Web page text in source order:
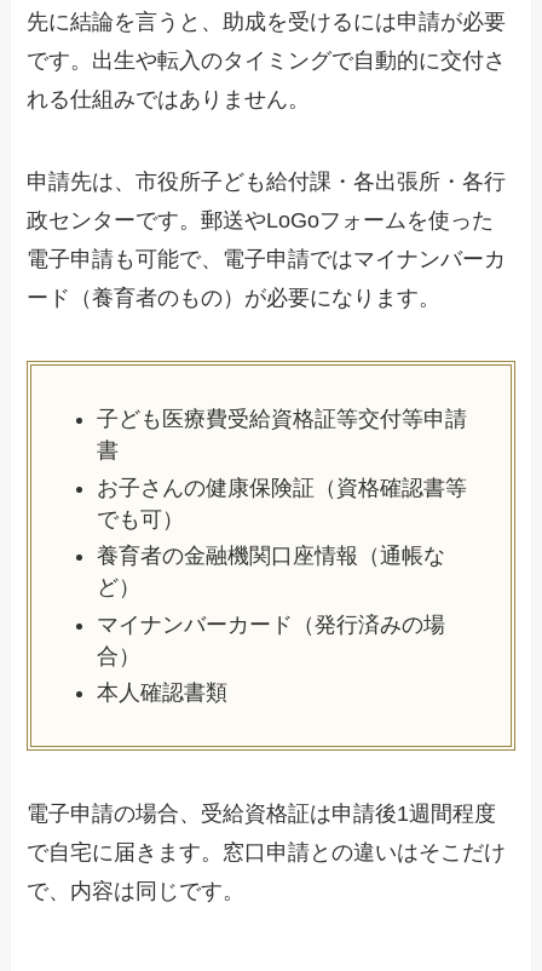
先に結論を言うと、助成を受けるには申請が必要
です。出生や転入のタイミングで自動的に交付さ
れる仕組みではありません。
申請先は、市役所子ども給付課・各出張所・各行
政センターです。郵送やLoGoフォームを使った
電子申請も可能で、電子申請ではマイナンバーカ
ード（養育者のもの）が必要になります。
子ども医療費受給資格証等交付等申請
書
お子さんの健康保険証（資格確認書等
でも可）
養育者の金融機関口座情報（通帳な
ど）
マイナンバーカード（発行済みの場
合）
本人確認書類
電子申請の場合、受給資格証は申請後1週間程度
で自宅に届きます。窓口申請との違いはそこだけ
で、内容は同じです。